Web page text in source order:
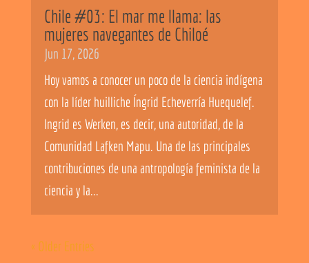
Chile #03: El mar me llama: las
mujeres navegantes de Chiloé
Jun 17, 2026
Hoy vamos a conocer un poco de la ciencia indígena
con la líder huilliche Íngrid Echeverría Huequelef.
Ingrid es Werken, es decir, una autoridad, de la
Comunidad Lafken Mapu. Una de las principales
contribuciones de una antropología feminista de la
ciencia y la...
« Older Entries